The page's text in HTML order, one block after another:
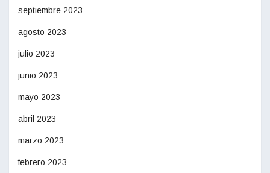
septiembre 2023
agosto 2023
julio 2023
junio 2023
mayo 2023
abril 2023
marzo 2023
febrero 2023